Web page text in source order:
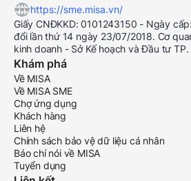
https://sme.misa.vn/
Giấy CNĐKKD: 0101243150 - Ngày
đổi lần thứ 14 ngày 23/07/2018. Cơ
kinh doanh - Sở Kế hoạch và Đầu tư TP.
Khám phá
Về MISA
Về MISA SME
Chợ ứng dụng
Khách hàng
Liên hệ
Chính sách bảo vệ dữ liệu cá nhân
Báo chí nói về MISA
Tuyển dụng